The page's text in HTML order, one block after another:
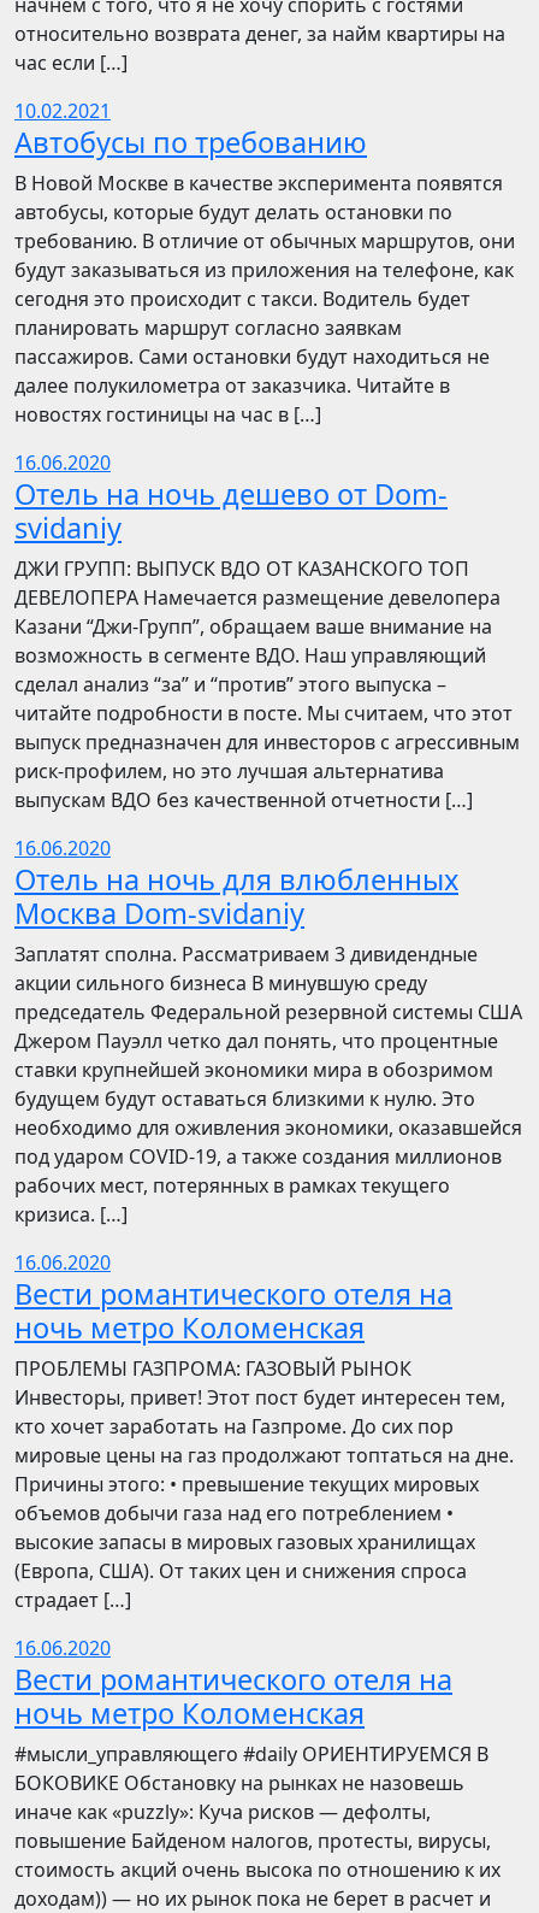
относительно возврата денег, за найм квартиры на
час если […]
10.02.2021
Автобусы по требованию
В Новой Москве в качестве эксперимента появятся
автобусы, которые будут делать остановки по
требованию. В отличие от обычных маршрутов, они
будут заказываться из приложения на телефоне, как
сегодня это происходит с такси. Водитель будет
планировать маршрут согласно заявкам
пассажиров. Сами остановки будут находиться не
далее полукилометра от заказчика. Читайте в
новостях гостиницы на час в […]
16.06.2020
Отель на ночь дешево от Dom-
svidaniy
​​ДЖИ ГРУПП: ВЫПУСК ВДО ОТ КАЗАНСКОГО ТОП
ДЕВЕЛОПЕРА Намечается размещение девелопера
Казани “Джи-Групп”, обращаем ваше внимание на
возможность в сегменте ВДО. Наш управляющий
сделал анализ “за” и “против” этого выпуска –
читайте подробности в посте. Мы считаем, что этот
выпуск предназначен для инвесторов с агрессивным
риск-профилем, но это лучшая альтернатива
выпускам ВДО без качественной отчетности […]
16.06.2020
Отель на ночь для влюбленных
Москва Dom-svidaniy
Заплатят сполна. Рассматриваем 3 дивидендные
акции сильного бизнеса В минувшую среду
председатель Федеральной резервной системы США
Джером Пауэлл четко дал понять, что процентные
ставки крупнейшей экономики мира в обозримом
будущем будут оставаться близкими к нулю. Это
необходимо для оживления экономики, оказавшейся
под ударом COVID-19, а также создания миллионов
рабочих мест, потерянных в рамках текущего
кризиса. […]
16.06.2020
Вести романтического отеля на
ночь метро Коломенская
ПРОБЛЕМЫ ГАЗПРОМА: ГАЗОВЫЙ РЫНОК
Инвесторы, привет! Этот пост будет интересен тем,
кто хочет заработать на Газпроме. До сих пор
мировые цены на газ продолжают топтаться на дне.
Причины этого: • превышение текущих мировых
объемов добычи газа над его потреблением •
высокие запасы в мировых газовых хранилищах
(Европа, США). От таких цен и снижения спроса
страдает […]
16.06.2020
Вести романтического отеля на
ночь метро Коломенская
​​#мысли_управляющего #daily ОРИЕНТИРУЕМСЯ В
БОКОВИКЕ Обстановку на рынках не назовешь
иначе как «puzzly»: Куча рисков — дефолты,
повышение Байденом налогов, протесты, вирусы,
стоимость акций очень высока по отношению к их
доходам)) — но их рынок пока не берет в расчет и